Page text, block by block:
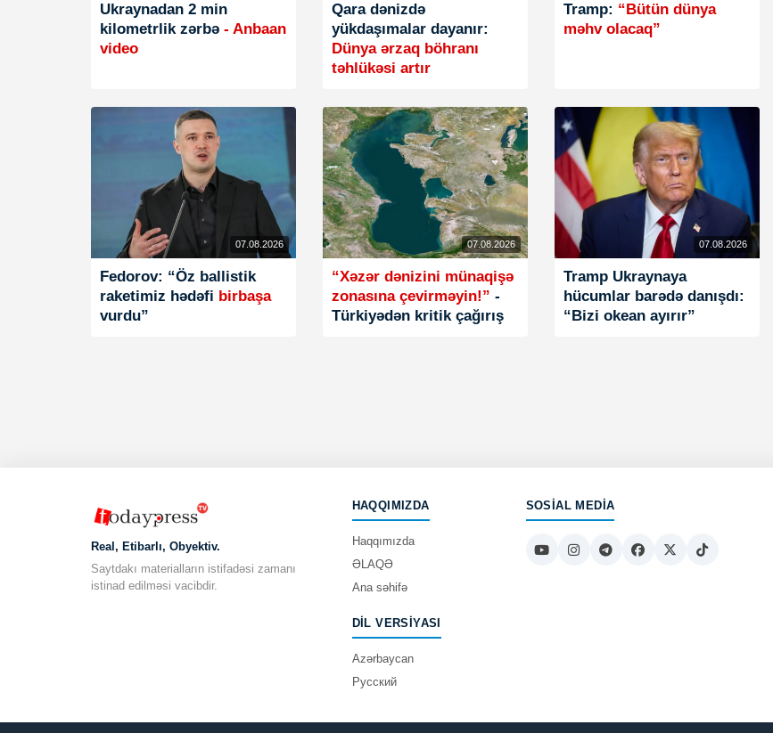
Ukraynadan 2 min
kilometrlik zərbə - Anbaan
video
Qara dənizdə
yükdaşımalar dayanır:
Dünya ərzaq böhranı
təhlükəsi artır
Tramp: “Bütün dünya
məhv olacaq”
07.08.2026
Fedorov: “Öz ballistik
raketimiz hədəfi birbaşa
vurdu”
07.08.2026
“Xəzər dənizini münaqişə
zonasına çevirməyin!” -
Türkiyədən kritik çağırış
07.08.2026
Tramp Ukraynaya
hücumlar barədə danışdı:
“Bizi okean ayırır”
Real, Etibarlı, Obyektiv.
Saytdakı materialların istifadəsi zamanı
istinad edilməsi vacibdir.
HAQQIMIZDA
Haqqımızda
ƏLAQƏ
Ana səhifə
DIL VERSIYASI
Azərbaycan
Русский
SOSIAL MEDIA